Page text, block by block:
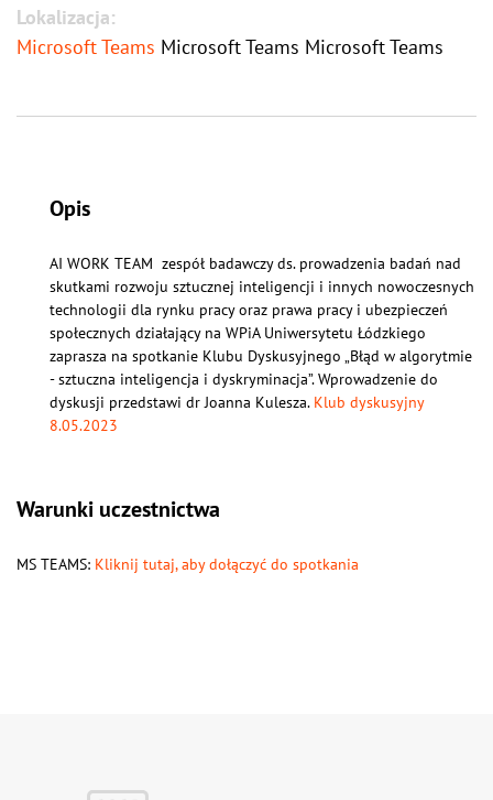
Lokalizacja:
Microsoft Teams Microsoft Teams Microsoft Teams
Opis
AI WORK TEAM zespół badawczy ds. prowadzenia badań nad
skutkami rozwoju sztucznej inteligencji i innych nowoczesnych
technologii dla rynku pracy oraz prawa pracy i ubezpieczeń
społecznych działający na WPiA Uniwersytetu Łódzkiego
zaprasza na spotkanie Klubu Dyskusyjnego „Błąd w algorytmie
- sztuczna inteligencja i dyskryminacja”. Wprowadzenie do
dyskusji przedstawi dr Joanna Kulesza. Klub dyskusyjny
8.05.2023
Warunki uczestnictwa
MS TEAMS: Kliknij tutaj, aby dołączyć do spotkania